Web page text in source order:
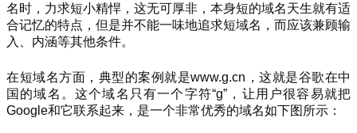
名时，力求短小精悍，这无可厚非，本身短的域名天生就有适
合记忆的特点，但是并不能一味地追求短域名，而应该兼顾输
入、内涵等其他条件。
在短域名方面，典型的案例就是www.g.cn，这就是谷歌在中
国的域名。这个域名只有一个字符“g”，让用户很容易就把
Google和它联系起来，是一个非常优秀的域名如下图所示：